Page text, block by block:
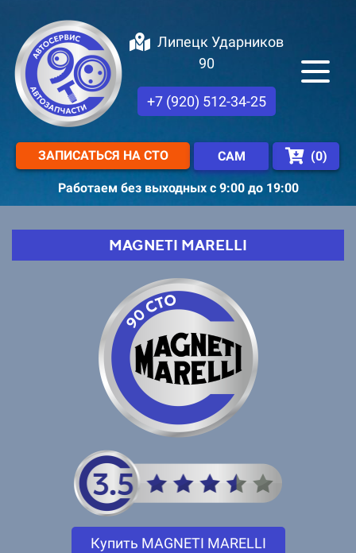
Липецк Ударников
90
+7 (920) 512-34-25
ЗАПИСАТЬСЯ НА СТО САМ (0)
Работаем без выходных с 9:00 до 19:00
MAGNETI MARELLI
Купить MAGNETI MARELLI